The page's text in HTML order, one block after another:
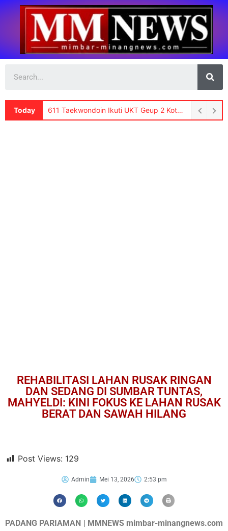
Today 611 Taekwondoin Ikuti UKT Geup 2 Kota Padang, Mursalim: “Sabuk Naik, Karakter Juga Harus Naik”
REHABILITASI LAHAN RUSAK RINGAN
DAN SEDANG DI SUMBAR TUNTAS,
MAHYELDI: KINI FOKUS KE LAHAN RUSAK
BERAT DAN SAWAH HILANG
Post Views: 129
Admin Mei 13, 2026 2:53 pm
PADANG PARIAMAN | MMNEWS mimbar-minangnews.com